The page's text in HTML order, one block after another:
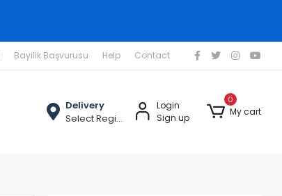
Bayilik Başvurusu Help Contact
Delivery
Select Region
Login
Sign up
0
My cart